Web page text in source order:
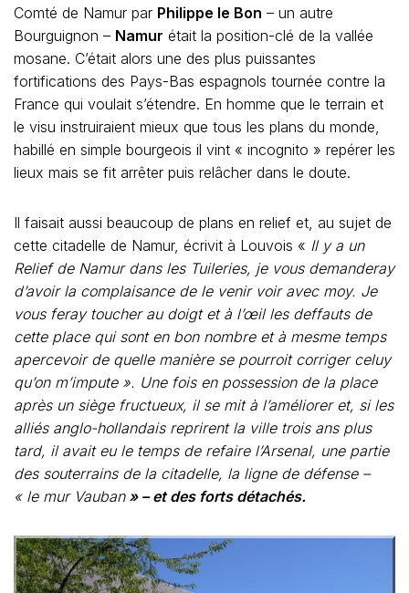
Comté de Namur par Philippe le Bon – un autre
Bourguignon – Namur était la position-clé de la vallée
mosane. C’était alors une des plus puissantes
fortifications des Pays-Bas espagnols tournée contre la
France qui voulait s’étendre. En homme que le terrain et
le visu instruiraient mieux que tous les plans du monde,
habillé en simple bourgeois il vint « incognito » repérer les
lieux mais se fit arrêter puis relâcher dans le doute.
Il faisait aussi beaucoup de plans en relief et, au sujet de
cette citadelle de Namur, écrivit à Louvois « Il y a un
Relief de Namur dans les Tuileries, je vous demanderay
d’avoir la complaisance de le venir voir avec moy. Je
vous feray toucher au doigt et à l’œil les deffauts de
cette place qui sont en bon nombre et à mesme temps
apercevoir de quelle manière se pourroit corriger celuy
qu’on m’impute ». Une fois en possession de la place
après un siège fructueux, il se mit à l’améliorer et, si les
alliés anglo-hollandais reprirent la ville trois ans plus
tard, il avait eu le temps de refaire l’Arsenal, une partie
des souterrains de la citadelle, la ligne de défense –
« le mur Vauban» – et des forts détachés.